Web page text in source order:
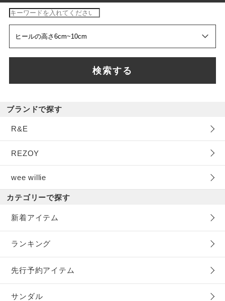
検索する
ブランドで探す
R&E
REZOY
wee willie
カテゴリーで探す
新着アイテム
ランキング
先行予約アイテム
サンダル